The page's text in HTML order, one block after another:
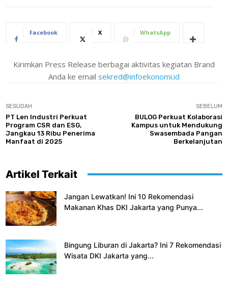
Facebook X WhatsApp
Kirimkan Press Release berbagai aktivitas kegiatan Brand
Anda ke email sekred@infoekonomi.id
SESUDAH
PT Len Industri Perkuat
Program CSR dan ESG,
Jangkau 13 Ribu Penerima
Manfaat di 2025
SEBELUM
BULOG Perkuat Kolaborasi
Kampus untuk Mendukung
Swasembada Pangan
Berkelanjutan
Artikel Terkait
Jangan Lewatkan! Ini 10 Rekomendasi
Makanan Khas DKI Jakarta yang Punya...
Bingung Liburan di Jakarta? Ini 7 Rekomendasi
Wisata DKI Jakarta yang...